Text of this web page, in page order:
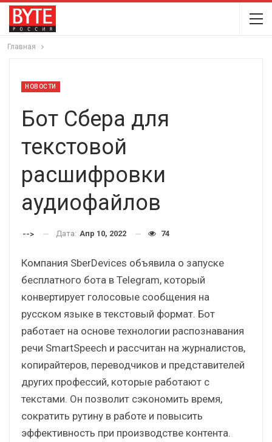
Главная
НОВОСТИ
Бот Сбера для
текстовой
расшифровки
аудиофайлов
--> Дата: Апр 10, 2022 74
Компания SberDevices объявила о запуске
бесплатного бота в Telegram, который
конвертирует голосовые сообщения на
русском языке в текстовый формат. Бот
работает на основе технологии распознавания
речи SmartSpeech и рассчитан на журналистов,
копирайтеров, переводчиков и представителей
других профессий, которые работают с
текстами. Он позволит сэкономить время,
сократить рутину в работе и повысить
эффективность при производстве контента.